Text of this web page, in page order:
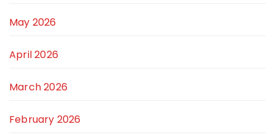
May 2026
April 2026
March 2026
February 2026